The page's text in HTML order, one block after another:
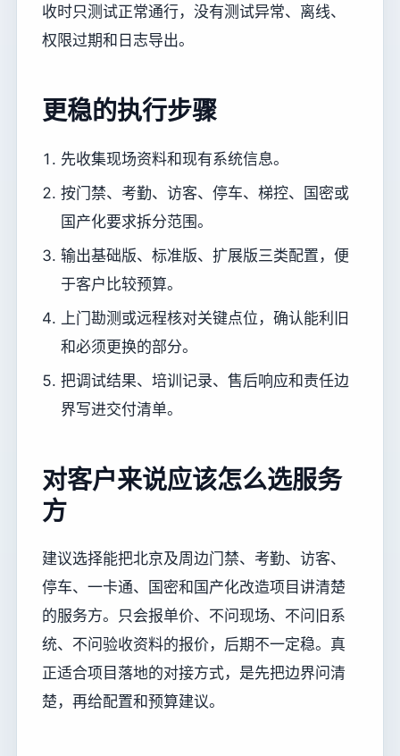
收时只测试正常通行，没有测试异常、离线、
权限过期和日志导出。
更稳的执行步骤
先收集现场资料和现有系统信息。
按门禁、考勤、访客、停车、梯控、国密或
国产化要求拆分范围。
输出基础版、标准版、扩展版三类配置，便
于客户比较预算。
上门勘测或远程核对关键点位，确认能利旧
和必须更换的部分。
把调试结果、培训记录、售后响应和责任边
界写进交付清单。
对客户来说应该怎么选服务
方
建议选择能把北京及周边门禁、考勤、访客、
停车、一卡通、国密和国产化改造项目讲清楚
的服务方。只会报单价、不问现场、不问旧系
统、不问验收资料的报价，后期不一定稳。真
正适合项目落地的对接方式，是先把边界问清
楚，再给配置和预算建议。